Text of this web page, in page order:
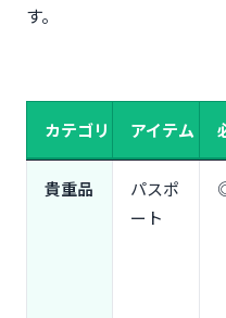
スマホ必須アプリ
日用品・衛生グッズ
スキンケア｜「ア
は日本製が安心
虫よけ・かゆみ止
ラー スキンベープ」
生理用品（女性向
歯ブラシセット｜
す。
カテゴリ アイテム
貴重品
パスポ
ート